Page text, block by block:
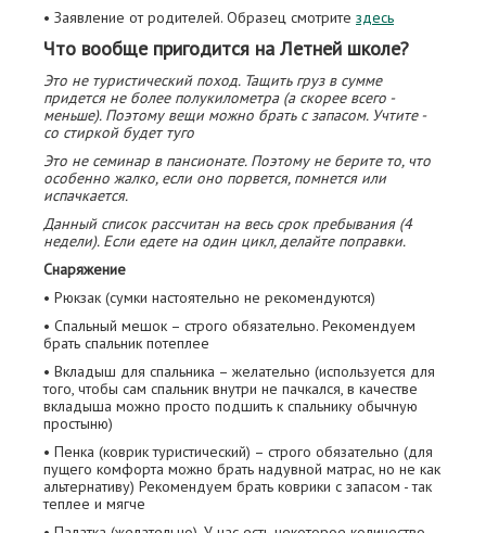
• Заявление от родителей. Образец смотрите здесь
Что вообще пригодится на Летней школе?
Это не туристический поход. Тащить груз в сумме
придется не более полукилометра (а скорее всего -
меньше). Поэтому вещи можно брать с запасом. Учтите -
со стиркой будет туго
Это не семинар в пансионате. Поэтому не берите то, что
особенно жалко, если оно порвется, помнется или
испачкается.
Данный список рассчитан на весь срок пребывания (4
недели). Если едете на один цикл, делайте поправки.
Снаряжение
• Рюкзак (сумки настоятельно не рекомендуются)
• Спальный мешок – строго обязательно. Рекомендуем
брать спальник потеплее
• Вкладыш для спальника – желательно (используется для
того, чтобы сам спальник внутри не пачкался, в качестве
вкладыша можно просто подшить к спальнику обычную
простыню)
• Пенка (коврик туристический) – строго обязательно (для
пущего комфорта можно брать надувной матрас, но не как
альтернативу) Рекомендуем брать коврики с запасом - так
теплее и мягче